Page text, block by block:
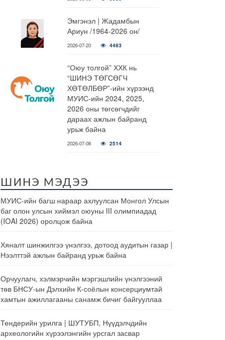
Эмгэнэл | Жадамбын
Ариун /1964-2026 он/
2026-07-20 4483
“Оюу толгой” ХХК нь
“ШИНЭ ТӨГСӨГЧ
ХӨТӨЛБӨР”-ийн хүрээнд
МУИС-ийн 2024, 2025,
2026 оны төгсөгчдийг
дараах ажлын байранд
урьж байна
2026-07-08 2514
ШИНЭ МЭДЭЭ
МУИС-ийн багш нараар ахлуулсан Монгол Улсын
баг олон улсын хиймэл оюуны III олимпиадад
(IOAI 2026) оролцож байна
Хяналт шинжилгээ үнэлгээ, дотоод аудитын газар |
Нээлттэй ажлын байранд урьж байна
Орчуулагч, хэлмэрчийн мэргэшлийн үнэлгээний
төв БНСУ-ын Дэлхийн К-соёлын консерциумтай
хамтын ажиллагааны санамж бичиг байгууллаа
Тендерийн урилга | ШУТУБП, Нүүдэлчдийн
археологийн хүрээлэнгийн урсгал засвар